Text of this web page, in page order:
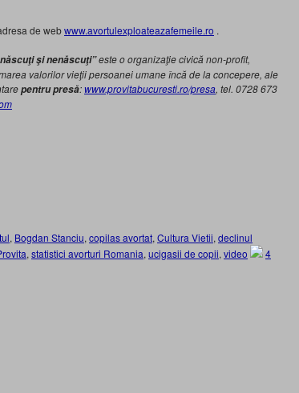
de webwww.avortulexploateazafemeile.ro .
şi nenăscuţi”este o organizaţie civică non-profit,
valorilor vieţii persoanei umane încă de la concepere, ale
pentru presă:www.provitabucuresti.ro/presa, tel. 0728 673
, Bogdan Stanciu, copilas avortat, Cultura Vietii, declinul
, statistici avorturi Romania, ucigasii de copii, video
4